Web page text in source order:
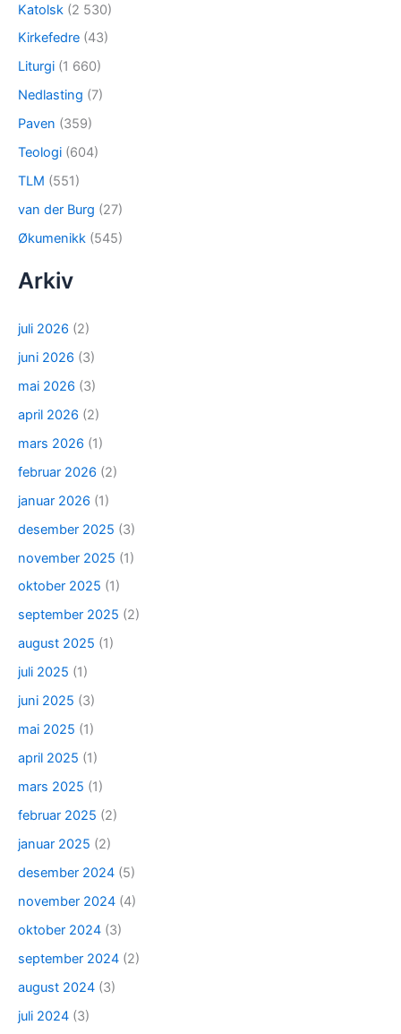
Katolsk (2 530)
Kirkefedre (43)
Liturgi (1 660)
Nedlasting (7)
Paven (359)
Teologi (604)
TLM (551)
van der Burg (27)
Økumenikk (545)
Arkiv
juli 2026 (2)
juni 2026 (3)
mai 2026 (3)
april 2026 (2)
mars 2026 (1)
februar 2026 (2)
januar 2026 (1)
desember 2025 (3)
november 2025 (1)
oktober 2025 (1)
september 2025 (2)
august 2025 (1)
juli 2025 (1)
juni 2025 (3)
mai 2025 (1)
april 2025 (1)
mars 2025 (1)
februar 2025 (2)
januar 2025 (2)
desember 2024 (5)
november 2024 (4)
oktober 2024 (3)
september 2024 (2)
august 2024 (3)
juli 2024 (3)